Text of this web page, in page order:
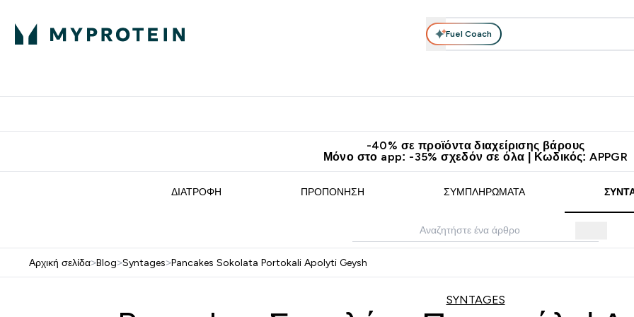
Fuel Coach
-40% σε προϊόντα διαχείρισης βάρους
Μόνο στο app: -35% σχεδόν σε όλα | Κωδικός: APPGR
ΔΙΑΤΡΟΦΉ ΠΡΟΠΌΝΗΣΗ ΣΥΜΠΛΗΡΏΜΑΤΑ
Αρχική σελίδα>Blog>Syntages>Pancakes Sokolata Portokali Apolyti Geysh
SYNTAGES